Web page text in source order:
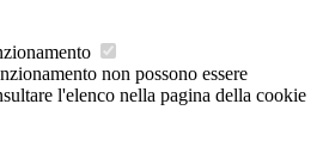
non possono essere
l'elenco nella pagina della cookie